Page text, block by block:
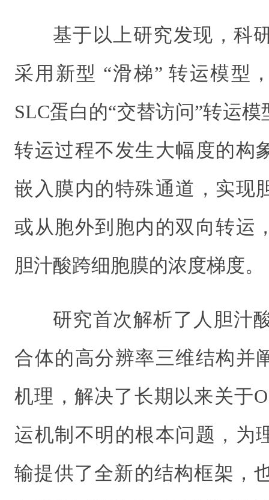
基于以上研究发现，科
采用新型 “滑梯” 转运模型
SLC蛋白的“交替访问”转运
转运过程不发生大幅度的构
嵌入膜内的特殊通道，实现
或从胞外到胞内的双向转运
胆汁酸跨细胞膜的浓度梯度。
研究首次解析了人胆汁
合体的高分辨率三维结构并
机理，解决了长期以来关于
运机制不明的根本问题，为
输提供了全新的结构框架，